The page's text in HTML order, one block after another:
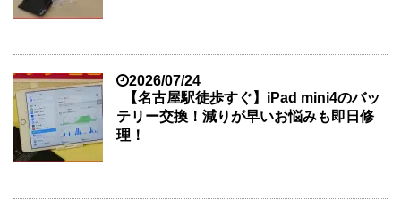
2026/07/24
【名古屋駅徒歩すぐ】iPad mini4のバッ
テリー交換！減りが早いお悩みも即日修
理！